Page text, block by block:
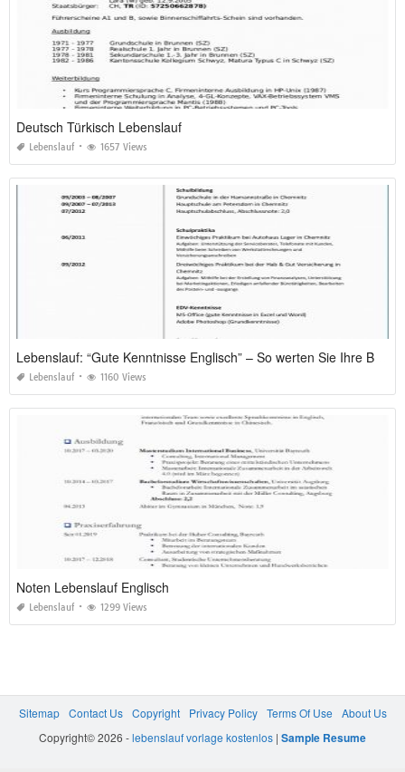
Deutsch Türkisch Lebenslauf
Lebenslauf 1657 Views
Lebenslauf 1160 Views
Noten Lebenslauf Englisch
Lebenslauf 1299 Views
Sitemap Contact Us Copyright Privacy Policy Terms Of Use
About Us
Copyright© 2026 -lebenslauf vorlage kostenlos | Sample Resume